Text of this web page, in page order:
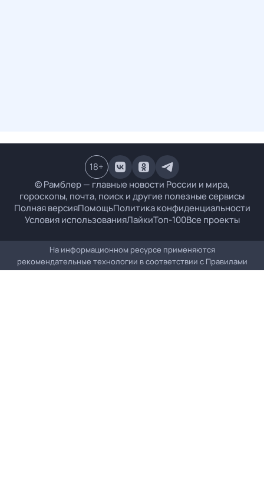
© Рамблер — главные новости России и мира,
гороскопы, почта, поиск и другие полезные сервисы
Полная версияПомощьПолитика конфиденциальности
Условия использованияЛайкиТоп-100Все проекты
18+
На информационном ресурсе применяются
рекомендательные технологии в соответствии с Правилами